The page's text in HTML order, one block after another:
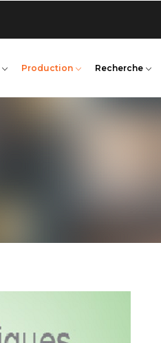
Production Recherche